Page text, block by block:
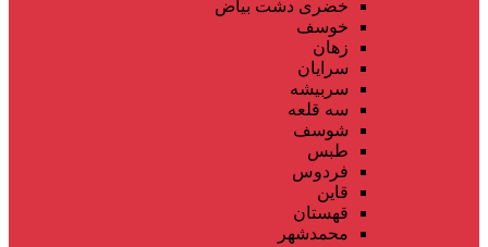
خضری دشت بیاض
خوسف
زهان
سرایان
سربیشه
سه قلعه
شوسف
طبس
فردوس
قاین
قهستان
محمدشهر